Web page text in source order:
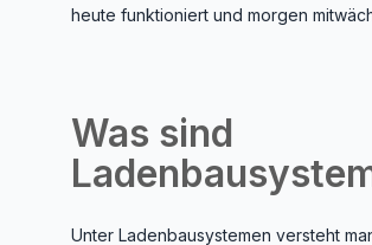
heute funktioniert und morgen
Was sind
Unter Ladenbausystemen versteht